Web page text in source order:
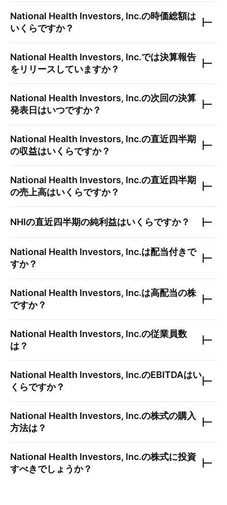
National Health Investors, Inc.の時価総額は
いくらですか？
National Health Investors, Inc.では決算報告
をリリースしていますか？
National Health Investors, Inc.の次回の決算
発表日はいつですか？
National Health Investors, Inc.の直近四半期
の収益はいくらですか？
National Health Investors, Inc.の直近四半期
の売上高はいくらですか？
NHIの直近四半期の純利益はいくらですか？
National Health Investors, Inc.は配当付きで
すか？
National Health Investors, Inc.は高配当の株
ですか？
National Health Investors, Inc.の従業員数
は？
National Health Investors, Inc.のEBITDAはい
くらですか？
National Health Investors, Inc.の株式の購入
方法は？
National Health Investors, Inc.の株式に投資
すべきでしょうか？